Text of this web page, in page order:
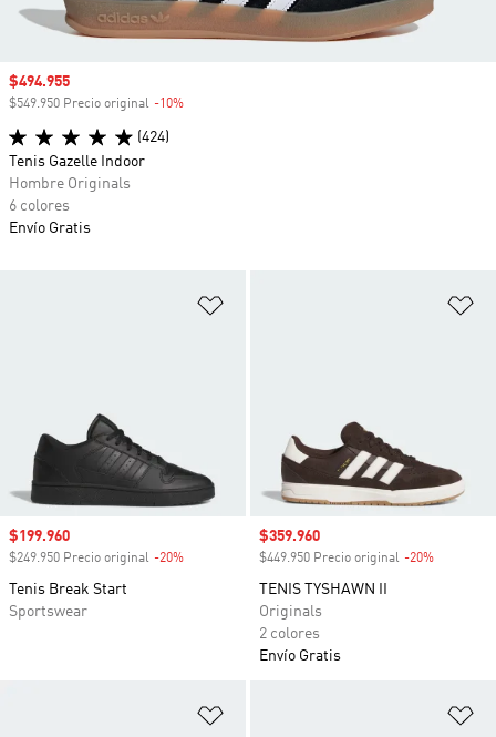
Precio de venta
$199.960
$249.950 Precio original -20%
Tenis Break Start
Sportswear
Precio de venta
$359.960
$449.950 Precio original -20%
TENIS TYSHAWN II
Originals
2 colores
Envío Gratis
Precio de venta
$494.955
$549.950 Precio original -10%
(424)
Tenis Gazelle Indoor
Hombre Originals
6 colores
Envío Gratis